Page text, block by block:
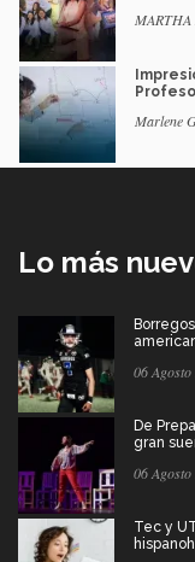
MARTHA
Marlene
Lo más
06
De
gran
06
Tec y